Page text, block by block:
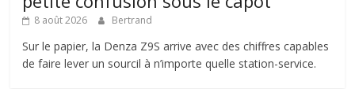
8 août 2026 Bertrand
Sur le papier, la Denza Z9S arrive avec des chiffres capables
de faire lever un sourcil à n’importe quelle station-service.